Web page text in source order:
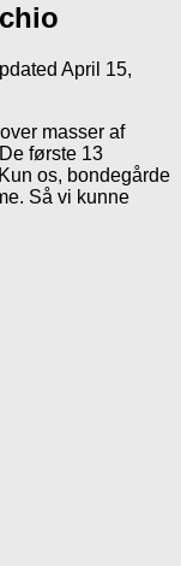
April 15,
masser af
første 13
os, bondegårde
Så vi kunne